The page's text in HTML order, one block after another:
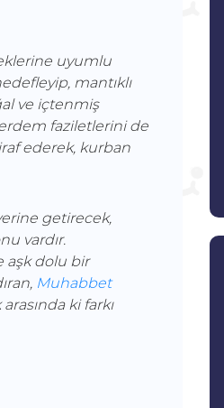
uyumlu
mantıklı
ve içtenmiş
faziletlerini de
ederek, kurban
getirecek,
vardır.
aşk dolu bir
Muhabbet
ki farkı